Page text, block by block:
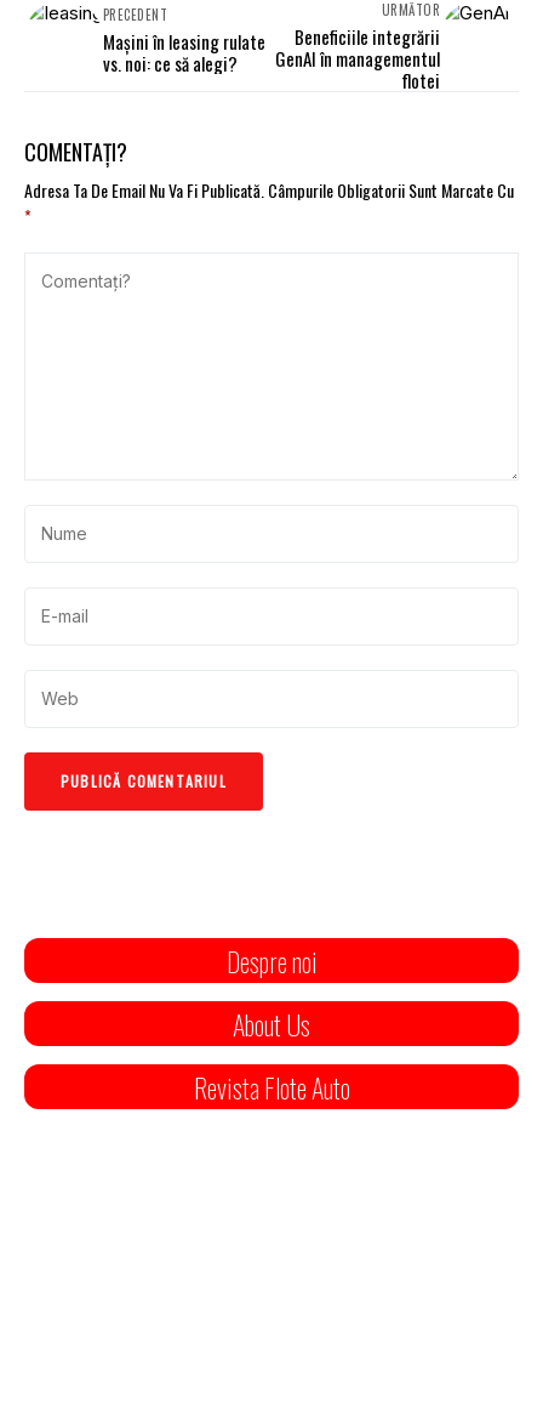
PRECEDENT
Mașini în leasing rulate
vs. noi: ce să alegi?
URMĂTOR
Beneficiile integrării
GenAI în managementul
flotei
COMENTAȚI?
Adresa Ta De Email Nu Va Fi Publicată.Câmpurile Obligatorii Sunt Marcate Cu
*
Despre noi
About Us
Revista Flote Auto